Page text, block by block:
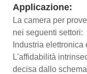
Applicazione:
La camera per
nei seguenti settori:
Industria
L'affidabilità
decisa dallo